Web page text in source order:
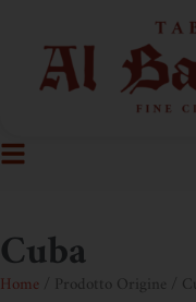
Cuba
Home / Prodotto Origine /